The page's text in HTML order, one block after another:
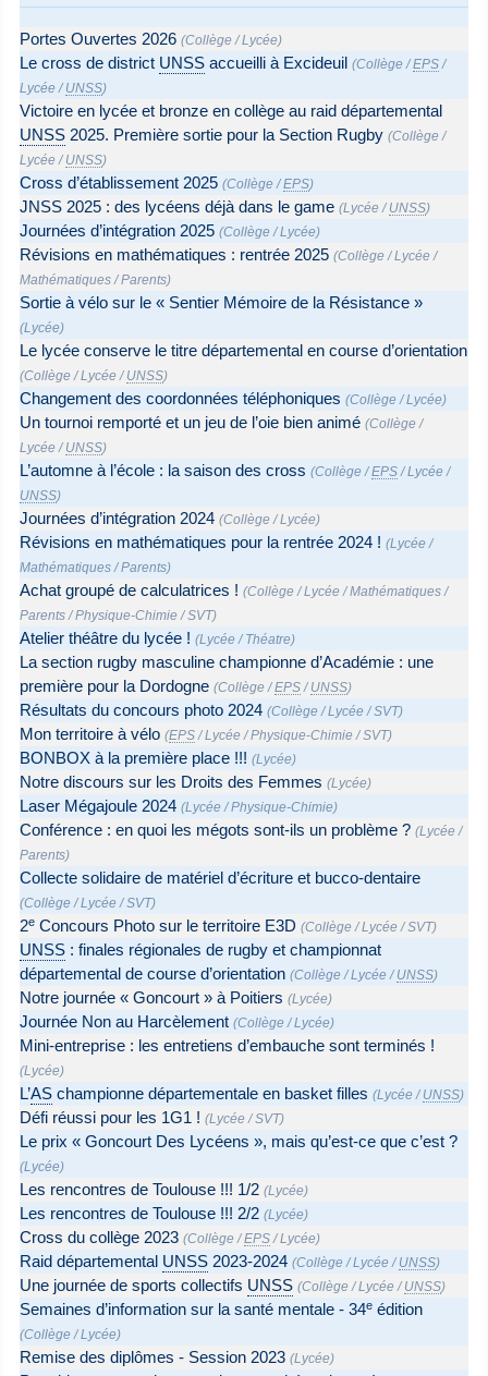
Portes Ouvertes 2026 (Collège /Lycée)
Le cross de district UNSS accueilli à Excideuil (Collège /EPS /
Lycée / UNSS)
Victoire en lycée et bronze en collège au raid départemental
UNSS 2025. Première sortie pour la Section Rugby (Collège /
Lycée / UNSS)
Cross d’établissement 2025 (Collège /EPS)
JNSS 2025 : des lycéens déjà dans le game (Lycée / UNSS)
Journées d’intégration 2025 (Collège /Lycée)
Révisions en mathématiques : rentrée 2025 (Collège /Lycée /
Mathématiques /Parents)
Sortie à vélo sur le « Sentier Mémoire de la Résistance »
(Lycée)
Le lycée conserve le titre départemental en course d’orientation
(Collège /Lycée / UNSS)
Changement des coordonnées téléphoniques (Collège /Lycée)
Un tournoi remporté et un jeu de l’oie bien animé (Collège /
Lycée / UNSS)
L’automne à l’école : la saison des cross (Collège /EPS /Lycée /
UNSS)
Journées d’intégration 2024 (Collège /Lycée)
Révisions en mathématiques pour la rentrée 2024 ! (Lycée /
Mathématiques /Parents)
Achat groupé de calculatrices ! (Collège /Lycée /Mathématiques /
Parents /Physique-Chimie /SVT)
Atelier théâtre du lycée ! (Lycée / Théatre)
La section rugby masculine championne d’Académie : une
première pour la Dordogne (Collège /EPS / UNSS)
Résultats du concours photo 2024 (Collège /Lycée /SVT)
Mon territoire à vélo (EPS /Lycée /Physique-Chimie /SVT)
BONBOX à la première place !!! (Lycée)
Notre discours sur les Droits des Femmes (Lycée)
Laser Mégajoule 2024 (Lycée /Physique-Chimie)
Conférence : en quoi les mégots sont-ils un problème ? (Lycée /
Parents)
Collecte solidaire de matériel d’écriture et bucco-dentaire
(Collège /Lycée /SVT)
2e Concours Photo sur le territoire E3D (Collège /Lycée /SVT)
UNSS : finales régionales de rugby et championnat
départemental de course d’orientation (Collège /Lycée / UNSS)
Notre journée « Goncourt » à Poitiers (Lycée)
Journée Non au Harcèlement (Collège /Lycée)
Mini-entreprise : les entretiens d’embauche sont terminés !
(Lycée)
L’AS championne départementale en basket filles (Lycée / UNSS)
Défi réussi pour les 1G1 ! (Lycée /SVT)
Le prix « Goncourt Des Lycéens », mais qu’est-ce que c’est ?
(Lycée)
Les rencontres de Toulouse !!! 1/2 (Lycée)
Les rencontres de Toulouse !!! 2/2 (Lycée)
Cross du collège 2023 (Collège /EPS /Lycée)
Raid départemental UNSS 2023-2024 (Collège /Lycée / UNSS)
Une journée de sports collectifs UNSS (Collège /Lycée / UNSS)
Semaines d’information sur la santé mentale - 34e édition
(Collège /Lycée)
Remise des diplômes - Session 2023 (Lycée)